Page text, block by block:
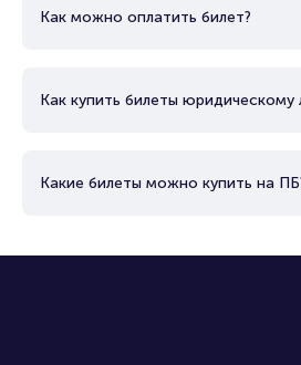
Как можно оплатить билет?
Как купить билеты юридическому
Какие билеты можно купить на